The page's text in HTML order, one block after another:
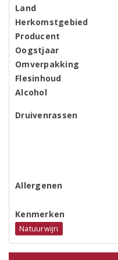
Land
Herkomstgebied
Producent
Oogstjaar
Omverpakking
Flesinhoud
Alcohol
Druivenrassen
Allergenen
Kenmerken
Natuurwijn